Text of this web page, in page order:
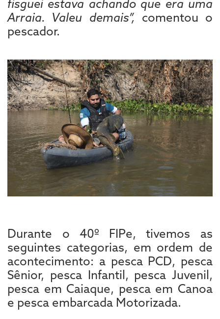
fisguei estava achando que era uma
Arraia. Valeu demais”, comentou o
pescador.
Durante o 40º FIPe, tivemos as
seguintes categorias, em ordem de
acontecimento: a pesca PCD, pesca
Sênior, pesca Infantil, pesca Juvenil,
pesca em Caiaque, pesca em Canoa
e pesca embarcada Motorizada.